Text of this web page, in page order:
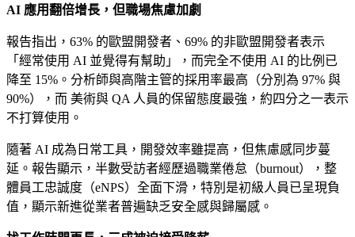
AI 應用翻倍增長，但職場焦慮加劇
報告指出，63% 的歐盟開發者、69% 的非歐盟開發者表示
「經常使用 AI 並覺得有幫助」，而完全不使用 AI 的比例已
降至 15%。分析師與高階主管的採用率最高（分別為 97% 與
90%），而 美術與 QA 人員的保留態度最強，約四分之一表示
不打算使用。
隨著 AI 成為日常工具，開發效率雖提高，但焦慮感同步蔓
延。報告顯示，半數受訪者經歷過職業倦怠（burnout），整
體員工忠誠度（eNPS）全面下滑，特別是初級人員已呈現負
值，顯示新進從業者普遍缺乏安全感與歸屬感。